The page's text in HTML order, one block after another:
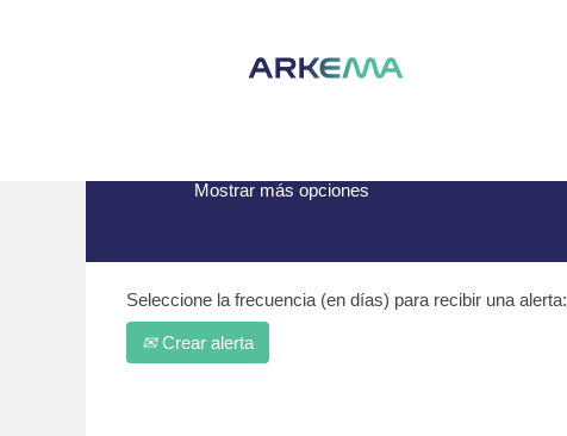
Resultados de búsqueda de
Mostrar más opciones
Seleccione la frecuencia (en días) para recibir una alerta:
Crear alerta